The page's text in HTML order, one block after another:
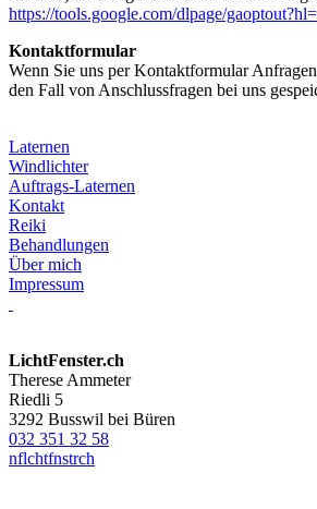
https://tools.google.com/dlpage/
Kontaktformular
Wenn Sie uns per Kontaktformular
den Fall von Anschlussfragen bei uns
Laternen
Windlichter
Auftrags-Laternen
Kontakt
Reiki
Behandlungen
Über mich
Impressum
LichtFenster.ch
Therese Ammeter
Riedli 5
3292 Busswil bei Büren
032 351 32 58
nflchtfnstrch